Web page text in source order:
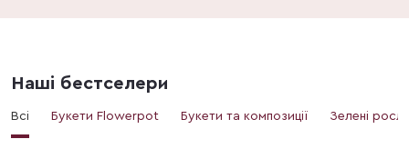
Наші бестселери
Всі Букети Flowerpot Букети та композиції Зелені